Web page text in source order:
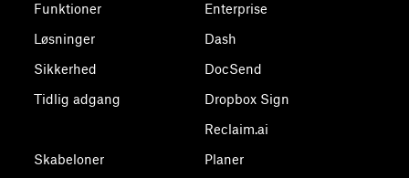
Funktioner
Løsninger
Sikkerhed
Tidlig adgang
Skabeloner
Enterprise
Dash
DocSend
Dropbox Sign
Reclaim.ai
Planer